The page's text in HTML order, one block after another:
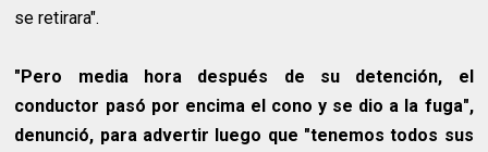
se retirara".
"Pero media hora después de su detención, el
conductor pasó por encima el cono y se dio a la fuga",
denunció, para advertir luego que "tenemos todos sus